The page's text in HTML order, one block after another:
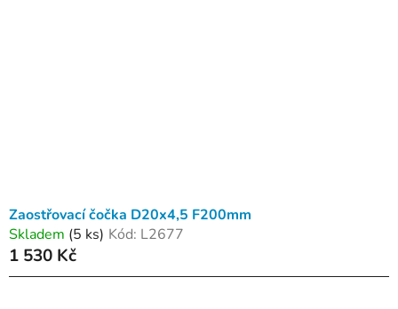
Zaostřovací čočka D20x4,5 F200mm
Skladem (5 ks) Kód: L2677
1 530 Kč